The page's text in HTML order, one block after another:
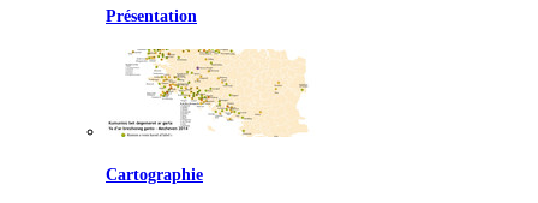
Présentation
Cartographie